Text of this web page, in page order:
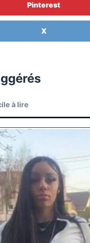
Pinterest
X
à lire